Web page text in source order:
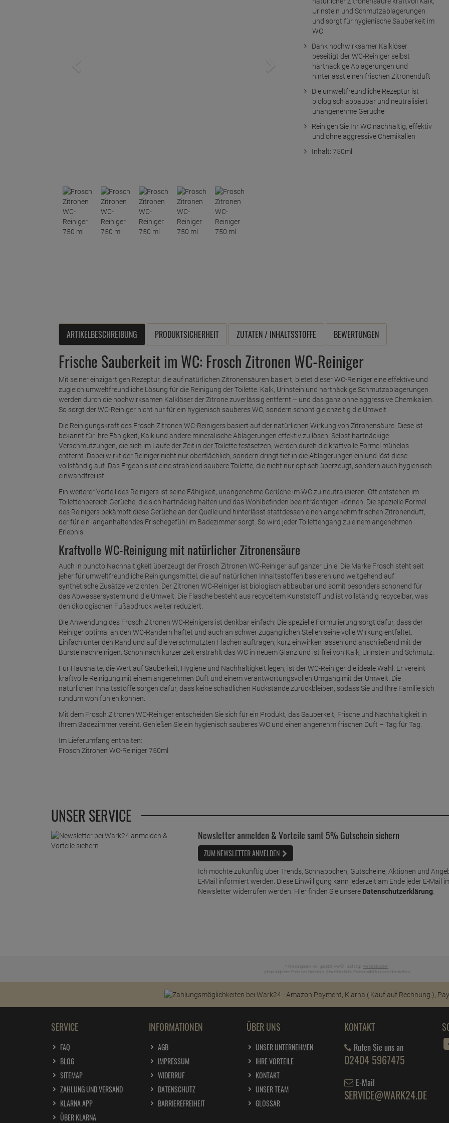
Urinstein und Schmutzablagerungen
und sorgt für hygienische Sauberkeit im
WC
Dank hochwirksamer Kalklöser
beseitigt der WC-Reiniger selbst
hartnäckige Ablagerungen und
hinterlässt einen frischen Zitronenduft
Die umweltfreundliche Rezeptur ist
biologisch abbaubar und neutralisiert
unangenehme Gerüche
Reinigen Sie Ihr WC nachhaltig, effektiv
und ohne aggressive Chemikalien
Inhalt: 750ml
ARTIKELBESCHREIBUNG PRODUKTSICHERHEIT ZUTATEN / INHALTSSTOFFE BEWERTUNGEN
Frische Sauberkeit im WC: Frosch Zitronen WC-Reiniger
Mit seiner einzigartigen Rezeptur, die auf natürlichen Zitronensäuren basiert, bietet dieser WC-Reiniger eine effektive und
zugleich umweltfreundliche Lösung für die Reinigung der Toilette. Kalk, Urinstein und hartnäckige Schmutzablagerungen
werden durch die hochwirksamen Kalklöser der Zitrone zuverlässig entfernt – und das ganz ohne aggressive Chemikalien.
So sorgt der WC-Reiniger nicht nur für ein hygienisch sauberes WC, sondern schont gleichzeitig die Umwelt.
Die Reinigungskraft des Frosch Zitronen WC-Reinigers basiert auf der natürlichen Wirkung von Zitronensäure. Diese ist
bekannt für ihre Fähigkeit, Kalk und andere mineralische Ablagerungen effektiv zu lösen. Selbst hartnäckige
Verschmutzungen, die sich im Laufe der Zeit in der Toilette festsetzen, werden durch die kraftvolle Formel mühelos
entfernt. Dabei wirkt der Reiniger nicht nur oberflächlich, sondern dringt tief in die Ablagerungen ein und löst diese
vollständig auf. Das Ergebnis ist eine strahlend saubere Toilette, die nicht nur optisch überzeugt, sondern auch hygienisch
einwandfrei ist.
Ein weiterer Vorteil des Reinigers ist seine Fähigkeit, unangenehme Gerüche im WC zu neutralisieren. Oft entstehen im
Toilettenbereich Gerüche, die sich hartnäckig halten und das Wohlbefinden beeinträchtigen können. Die spezielle Formel
des Reinigers bekämpft diese Gerüche an der Quelle und hinterlässt stattdessen einen angenehm frischen Zitronenduft,
der für ein langanhaltendes Frischegefühl im Badezimmer sorgt. So wird jeder Toilettengang zu einem angenehmen
Erlebnis.
Kraftvolle WC-Reinigung mit natürlicher Zitronensäure
Auch in puncto Nachhaltigkeit überzeugt der Frosch Zitronen WC-Reiniger auf ganzer Linie. Die Marke Frosch steht seit
jeher für umweltfreundliche Reinigungsmittel, die auf natürlichen Inhaltsstoffen basieren und weitgehend auf
synthetische Zusätze verzichten. Der Zitronen WC-Reiniger ist biologisch abbaubar und somit besonders schonend für
das Abwassersystem und die Umwelt. Die Flasche besteht aus recyceltem Kunststoff und ist vollständig recycelbar, was
den ökologischen Fußabdruck weiter reduziert.
Die Anwendung des Frosch Zitronen WC-Reinigers ist denkbar einfach: Die spezielle Formulierung sorgt dafür, dass der
Reiniger optimal an den WC-Rändern haftet und auch an schwer zugänglichen Stellen seine volle Wirkung entfaltet.
Einfach unter den Rand und auf die verschmutzten Flächen auftragen, kurz einwirken lassen und anschließend mit der
Bürste nachreinigen. Schon nach kurzer Zeit erstrahlt das WC in neuem Glanz und ist frei von Kalk, Urinstein und Schmutz.
Für Haushalte, die Wert auf Sauberkeit, Hygiene und Nachhaltigkeit legen, ist der WC-Reiniger die ideale Wahl. Er vereint
kraftvolle Reinigung mit einem angenehmen Duft und einem verantwortungsvollen Umgang mit der Umwelt. Die
natürlichen Inhaltsstoffe sorgen dafür, dass keine schädlichen Rückstände zurückbleiben, sodass Sie und Ihre Familie sich
rundum wohlfühlen können.
Mit dem Frosch Zitronen WC-Reiniger entscheiden Sie sich für ein Produkt, das Sauberkeit, Frische und Nachhaltigkeit in
Ihrem Badezimmer vereint. Genießen Sie ein hygienisch sauberes WC und einen angenehm frischen Duft – Tag für Tag.
Im Lieferumfang enthalten:
Frosch Zitronen WC-Reiniger 750ml
UNSER SERVICE
Newsletter anmelden & Vorteile samt 5% Gutschein sichern
ZUM NEWSLETTER ANMELDEN
Ich möchte zukünftig über Trends, Schnäppchen, Gutscheine, Aktionen und
E-Mail informiert werden. Diese Einwilligung kann jederzeit am Ende jeder E-Mail
Newsletter widerrufen werden. Hier finden Sie unsere Datenschutzerklärung.
* Preisangaben inkl. gesetzl. MwSt. und zzgl. Versandkosten
Ursprünglicher Preis des Händlers, Unverbindliche Preisempfehlung des Herstellers
SERVICE
FAQ
BLOG
SITEMAP
ZAHLUNG UND VERSAND
KLARNA APP
ÜBER KLARNA
INFORMATIONEN
AGB
IMPRESSUM
WIDERRUF
DATENSCHUTZ
BARRIEREFREIHEIT
ÜBER UNS
UNSER UNTERNEHMEN
IHRE VORTEILE
KONTAKT
UNSER TEAM
GLOSSAR
KONTAKT
Rufen Sie uns an
02404 5967475
E-Mail
SERVICE@WARK24.DE